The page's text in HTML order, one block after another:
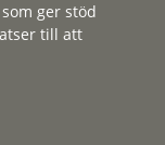
ger stöd
till att